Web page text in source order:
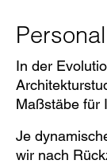
In der
Maßstäbe für
Je
wir nach